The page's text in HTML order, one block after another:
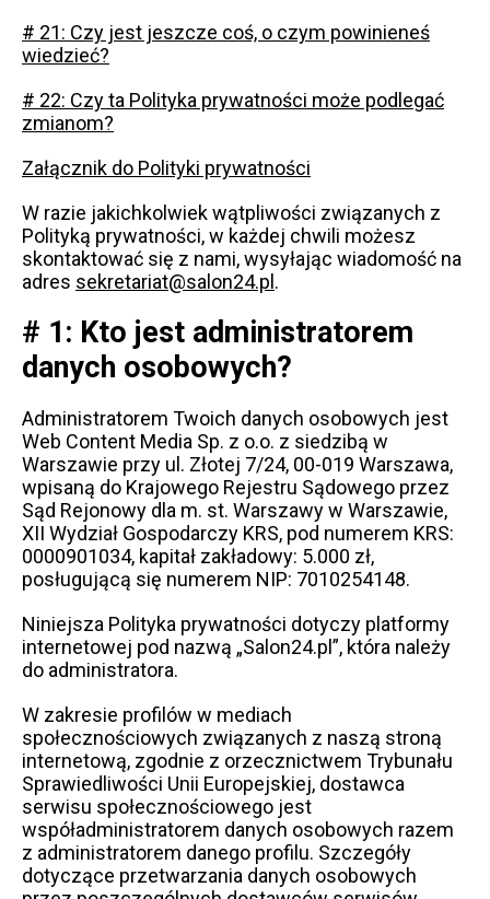
# 21: Czy jest jeszcze coś, o czym powinieneś
wiedzieć?
# 22: Czy ta Polityka prywatności może podlegać
zmianom?
Załącznik do Polityki prywatności
W razie jakichkolwiek wątpliwości związanych z
Polityką prywatności, w każdej chwili możesz
skontaktować się z nami, wysyłając wiadomość na
adres sekretariat@salon24.pl .
# 1: Kto jest administratorem
danych osobowych?
Administratorem Twoich danych osobowych jest
Web Content Media Sp. z o.o. z siedzibą w
Warszawie przy ul. Złotej 7/24, 00-019 Warszawa,
wpisaną do Krajowego Rejestru Sądowego przez
Sąd Rejonowy dla m. st. Warszawy w Warszawie,
XII Wydział Gospodarczy KRS, pod numerem KRS:
0000901034, kapitał zakładowy: 5.000 zł,
posługującą się numerem NIP: 7010254148.
Niniejsza Polityka prywatności dotyczy platformy
internetowej pod nazwą „Salon24.pl”, która należy
do administratora.
W zakresie profilów w mediach
społecznościowych związanych z naszą stroną
internetową, zgodnie z orzecznictwem Trybunału
Sprawiedliwości Unii Europejskiej, dostawca
serwisu społecznościowego jest
współadministratorem danych osobowych razem
z administratorem danego profilu. Szczegóły
dotyczące przetwarzania danych osobowych